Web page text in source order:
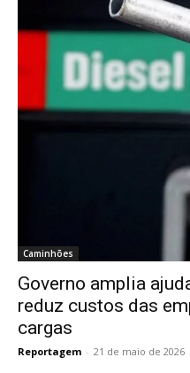
Caminhões
Governo amplia
reduz custos das
cargas
Reportagem - 21 de maio de 2026